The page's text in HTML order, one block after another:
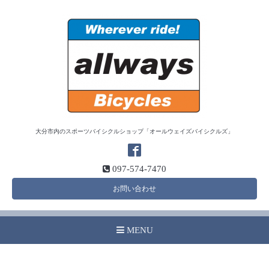
大分市内のスポーツバイシクルショップ「オールウェイズバイシクルズ」
097-574-7470
お問い合わせ
MENU